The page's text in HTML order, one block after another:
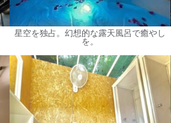
星空を独占。幻想的な露天風呂で癒やし
を。